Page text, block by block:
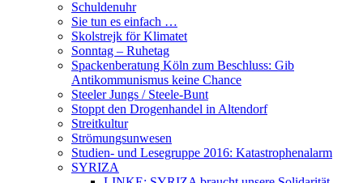
Schuldenuhr
Sie tun es einfach …
Skolstrejk för Klimatet
Sonntag – Ruhetag
Spackenberatung Köln zum Beschluss: Gib
Antikommunismus keine Chance
Steeler Jungs / Steele-Bunt
Stoppt den Drogenhandel in Altendorf
Streitkultur
Strömungsunwesen
Studien- und Lesegruppe 2016: Katastrophenalarm
SYRIZA